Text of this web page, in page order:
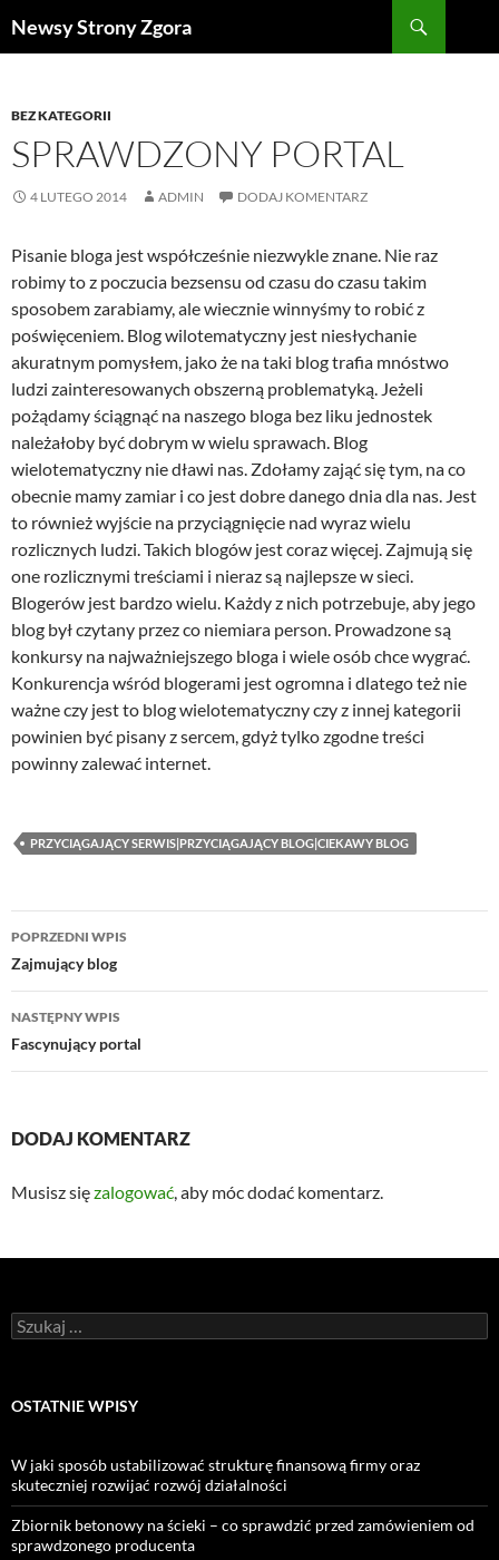
Newsy Strony Zgora
BEZ KATEGORII
SPRAWDZONY PORTAL
4 LUTEGO 2014 ADMIN DODAJ KOMENTARZ
Pisanie bloga jest współcześnie niezwykle znane. Nie raz
robimy to z poczucia bezsensu od czasu do czasu takim
sposobem zarabiamy, ale wiecznie winnyśmy to robić z
poświęceniem. Blog wilotematyczny jest niesłychanie
akuratnym pomysłem, jako że na taki blog trafia mnóstwo
ludzi zainteresowanych obszerną problematyką. Jeżeli
pożądamy ściągnąć na naszego bloga bez liku jednostek
należałoby być dobrym w wielu sprawach. Blog
wielotematyczny nie dławi nas. Zdołamy zająć się tym, na co
obecnie mamy zamiar i co jest dobre danego dnia dla nas. Jest
to również wyjście na przyciągnięcie nad wyraz wielu
rozlicznych ludzi. Takich blogów jest coraz więcej. Zajmują się
one rozlicznymi treściami i nieraz są najlepsze w sieci.
Blogerów jest bardzo wielu. Każdy z nich potrzebuje, aby jego
blog był czytany przez co niemiara person. Prowadzone są
konkursy na najważniejszego bloga i wiele osób chce wygrać.
Konkurencja wśród blogerami jest ogromna i dlatego też nie
ważne czy jest to blog wielotematyczny czy z innej kategorii
powinien być pisany z sercem, gdyż tylko zgodne treści
powinny zalewać internet.
PRZYCIĄGAJĄCY SERWIS|PRZYCIĄGAJĄCY BLOG|CIEKAWY BLOG
Nawigacja
wpisu
POPRZEDNI WPIS
Zajmujący blog
NASTĘPNY WPIS
Fascynujący portal
DODAJ KOMENTARZ
Musisz sięzalogować, aby móc dodać komentarz.
Szukaj:
OSTATNIE WPISY
W jaki sposób ustabilizować strukturę finansową firmy oraz
skuteczniej rozwijać rozwój działalności
Zbiornik betonowy na ścieki – co sprawdzić przed zamówieniem od
sprawdzonego producenta